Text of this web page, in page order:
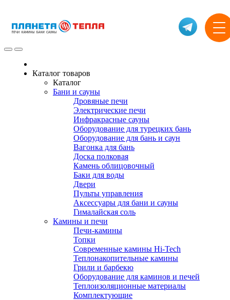
Каталог товаров
Каталог
Бани и сауны
Дровяные печи
Электрические печи
Инфракрасные сауны
Оборудование для турецких бань
Оборудование для бань и саун
Вагонка для бань
Доска полковая
Камень облицовочный
Баки для воды
Двери
Пульты управления
Аксессуары для бани и сауны
Гималайская соль
Камины и печи
Печи-камины
Топки
Современные камины Hi-Tech
Теплонакопительные камины
Грили и барбекю
Оборудование для каминов и печей
Теплоизоляционные материалы
Комплектующие